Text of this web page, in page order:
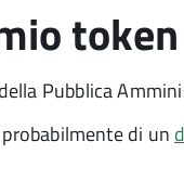
token
Pubblica
di un